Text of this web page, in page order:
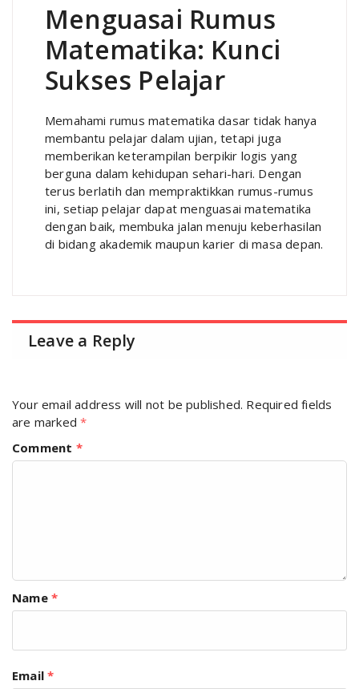
Menguasai Rumus
Matematika: Kunci
Sukses Pelajar
Memahami rumus matematika dasar tidak hanya
membantu pelajar dalam ujian, tetapi juga
memberikan keterampilan berpikir logis yang
berguna dalam kehidupan sehari-hari. Dengan
terus berlatih dan mempraktikkan rumus-rumus
ini, setiap pelajar dapat menguasai matematika
dengan baik, membuka jalan menuju keberhasilan
di bidang akademik maupun karier di masa depan.
Leave a Reply
Your email address will not be published. Required fields
are marked*
Comment *
Name *
Email*